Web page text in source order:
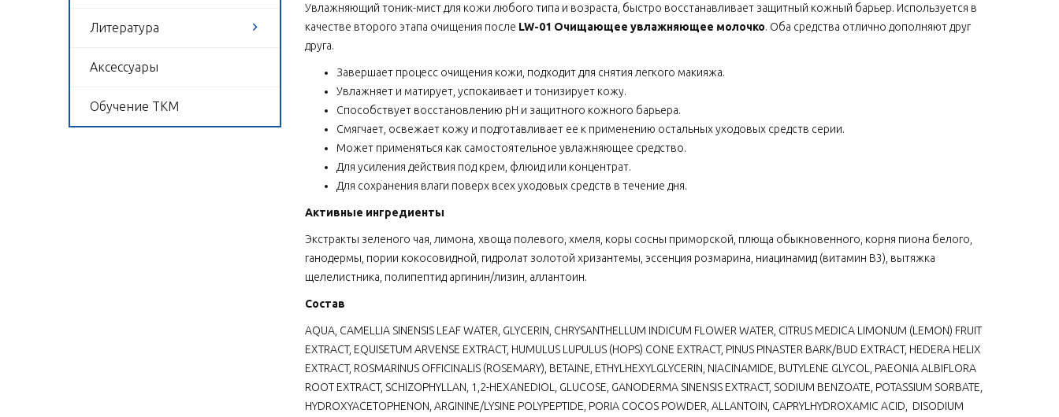
Литература
Аксессуары
Обучение ТКМ
Увлажняющий тоник-мист для кожи любого типа и возраста, быстро восстанавливает защитный кожный барьер. Используется в
качестве второго этапа очищения после LW-01 Очищающее увлажняющее молочко. Оба средства отлично дополняют друг
друга.
Завершает процесс очищения кожи, подходит для снятия легкого макияжа.
Увлажняет и матирует, успокаивает и тонизирует кожу.
Способствует восстановлению pH и защитного кожного барьера.
Смягчает, освежает кожу и подготавливает ее к применению остальных уходовых средств серии.
Может применяться как самостоятельное увлажняющее средство.
Для усиления действия под крем, флюид или концентрат.
Для сохранения влаги поверх всех уходовых средств в течение дня.
Активные ингредиенты
Экстракты зеленого чая, лимона, хвоща полевого, хмеля, коры сосны приморской, плюща обыкновенного, корня пиона белого,
ганодермы, пории кокосовидной, гидролат золотой хризантемы, эссенция розмарина, ниацинамид (витамин В3), вытяжка
щелелистника, полипептид аргинин/лизин, аллантоин.
Состав
AQUA, CAMELLIA SINENSIS LEAF WATER, GLYCERIN, CHRYSANTHELLUM INDICUM FLOWER WATER, CITRUS MEDICA LIMONUM (LEMON) FRUIT
EXTRACT, EQUISETUM ARVENSE EXTRACT, HUMULUS LUPULUS (HOPS) CONE EXTRACT, PINUS PINASTER BARK/BUD EXTRACT, HEDERA HELIX
EXTRACT, ROSMARINUS OFFICINALIS (ROSEMARY), BETAINE, ETHYLHEXYLGLYCERIN, NIACINAMIDE, BUTYLENE GLYCOL, PAEONIA ALBIFLORA
ROOT EXTRACT, SCHIZOPHYLLAN, 1,2-HEXANEDIOL, GLUCOSE, GANODERMA SINENSIS EXTRACT, SODIUM BENZOATE, POTASSIUM SORBATE,
HYDROXYACETOPHENON, ARGININE/LYSINE POLYPEPTIDE, PORIA COCOS POWDER, ALLANTOIN, CAPRYLHYDROXAMIC ACID, DISODIUM